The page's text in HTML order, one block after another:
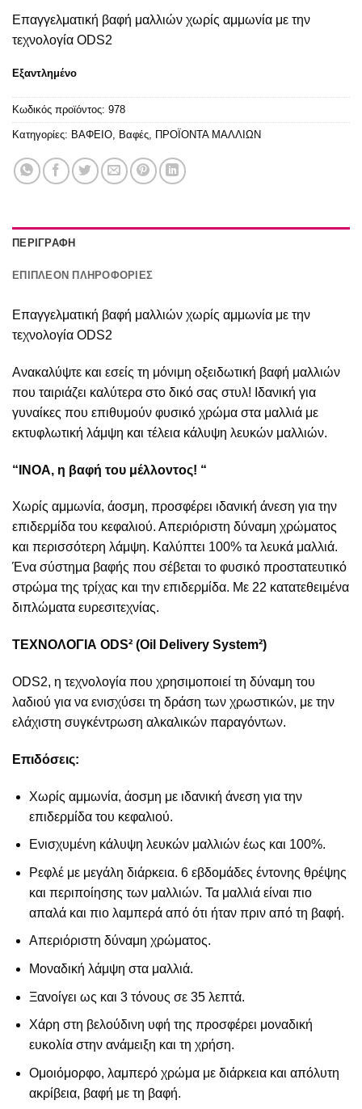
Επαγγελματική βαφή μαλλιών χωρίς αμμωνία με την
τεχνολογία ODS2
Εξαντλημένο
Κωδικός προϊόντος: 978
Κατηγορίες: ΒΑΦΕΙΟ, Βαφές, ΠΡΟΪΟΝΤΑ ΜΑΛΛΙΩΝ
ΠΕΡΙΓΡΑΦΉ
ΕΠΙΠΛΈΟΝ ΠΛΗΡΟΦΟΡΊΕΣ
Επαγγελματική βαφή μαλλιών χωρίς αμμωνία με την
τεχνολογία ODS2
Ανακαλύψτε και εσείς τη μόνιμη οξειδωτική βαφή μαλλιών
που ταιριάζει καλύτερα στο δικό σας στυλ! Ιδανική για
γυναίκες που επιθυμούν φυσικό χρώμα στα μαλλιά με
εκτυφλωτική λάμψη και τέλεια κάλυψη λευκών μαλλιών.
“ INOA, η βαφή του μέλλοντος! “
Χωρίς αμμωνία, άοσμη, προσφέρει ιδανική άνεση για την
επιδερμίδα του κεφαλιού. Απεριόριστη δύναμη χρώματος
και περισσότερη λάμψη. Καλύπτει 100% τα λευκά μαλλιά.
Ένα σύστημα βαφής που σέβεται το φυσικό προστατευτικό
στρώμα της τρίχας και την επιδερμίδα. Με 22 κατατεθειμένα
διπλώματα ευρεσιτεχνίας.
ΤΕΧΝΟΛΟΓΙΑ ODS² (Oil Delivery System²)
ODS2, η τεχνολογία που χρησιμοποιεί τη δύναμη του
λαδιού για να ενισχύσει τη δράση των χρωστικών, με την
ελάχιστη συγκέντρωση αλκαλικών παραγόντων.
Επιδόσεις:
Χωρίς αμμωνία, άοσμη με ιδανική άνεση για την
επιδερμίδα του κεφαλιού.
Ενισχυμένη κάλυψη λευκών μαλλιών έως και 100%.
Ρεφλέ με μεγάλη διάρκεια. 6 εβδομάδες έντονης θρέψης
και περιποίησης των μαλλιών. Τα μαλλιά είναι πιο
απαλά και πιο λαμπερά από ότι ήταν πριν από τη βαφή.
Απεριόριστη δύναμη χρώματος.
Μοναδική λάμψη στα μαλλιά.
Ξανοίγει ως και 3 τόνους σε 35 λεπτά.
Χάρη στη βελούδινη υφή της προσφέρει μοναδική
ευκολία στην ανάμειξη και τη χρήση.
Ομοιόμορφο, λαμπερό χρώμα με διάρκεια και απόλυτη
ακρίβεια, βαφή με τη βαφή.